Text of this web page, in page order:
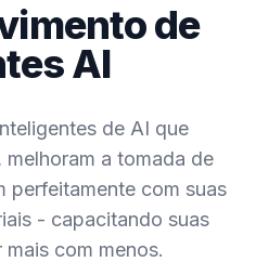
de
AI
de AI que
a tomada de
perfeitamente com suas
- capacitando suas
com menos.